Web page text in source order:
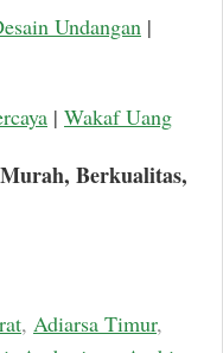
Undangan |
| Wakaf Uang
Berkualitas,
, Adiarsa Timur,